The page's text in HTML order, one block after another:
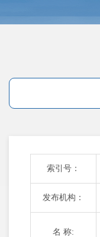
索引号：
发布机构：
名 称: